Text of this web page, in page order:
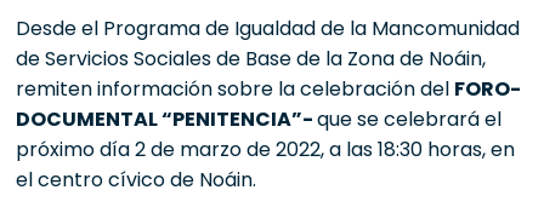
Desde el Programa de Igualdad de la Mancomunidad
de Servicios Sociales de Base de la Zona de Noáin,
remiten información sobre la celebración del FORO-
DOCUMENTAL “PENITENCIA”-que se celebrará el
próximo día 2 de marzo de 2022, a las 18:30 horas, en
el centro cívico de Noáin.